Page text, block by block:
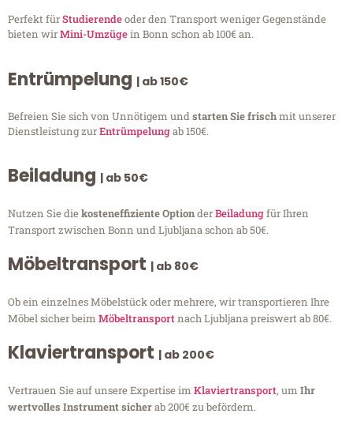
Perfekt fürStudierendeoder den Transport weniger Gegenstände
bieten wirMini-Umzügein Bonn schon ab 100€ an.
Entrümpelung | ab 150€
Befreien Sie sich von Unnötigem undstarten Sie frischmit unserer
Dienstleistung zurEntrümpelungab 150€.
Beiladung | ab 50€
Nutzen Sie diekosteneffiziente OptionderBeiladungfür Ihren
Transport zwischen Bonn und Ljubljana schon ab 50€.
Möbeltransport | ab 80€
Ob ein einzelnes Möbelstück oder mehrere, wir transportieren Ihre
Möbel sicher beim Möbeltransportnach Ljubljana preiswert ab 80€.
Klaviertransport | ab 200€
Vertrauen Sie auf unsere Expertise im Klaviertransport, um Ihr
wertvolles Instrument sicherab 200€ zu befördern.